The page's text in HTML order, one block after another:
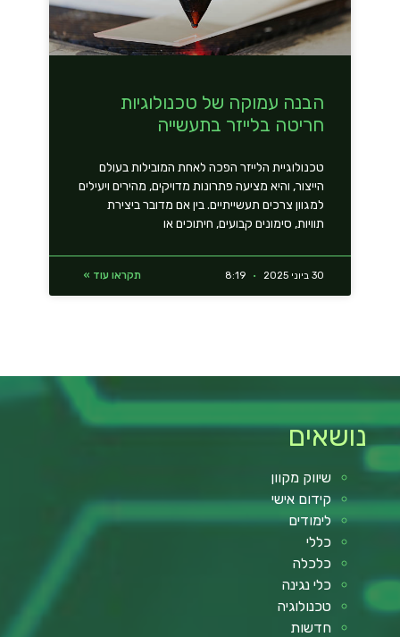
הבנה עמוקה של טכנולוגיות
חריטה בלייזר בתעשייה
טכנולוגיית הלייזר הפכה לאחת המובילות בעולם
הייצור, והיא מציעה פתרונות מדויקים, מהירים ויעילים
למגוון צרכים תעשייתיים. בין אם מדובר ביצירת
תוויות, סימונים קבועים, חיתוכים או
תקראו עוד » 30 ביוני 2025
נושאים
שיווק מקוון
קידום אישי
לימודים
כללי
כלכלה
כלי נגינה
טכנולוגיה
חדשות